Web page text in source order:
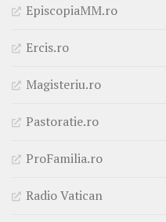
EpiscopiaMM.ro
Ercis.ro
Magisteriu.ro
Pastoratie.ro
ProFamilia.ro
Radio Vatican